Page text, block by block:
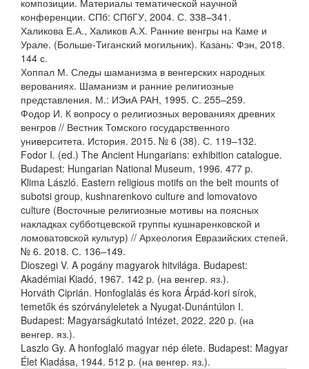
конференции. СПб: СПбГУ, 2004. С. 338–341.
Халикова Е.А., Халиков А.Х. Ранние венгры на Каме и
Урале. (Больше-Тиганский могильник). Казань: Фэн, 2018.
144 с.
Хоппал М. Следы шаманизма в венгерских народных
верованиях. Шаманизм и ранние религиозные
представления. М.: ИЭиА РАН, 1995. С. 255–259.
Фодор И. К вопросу о религиозных верованиях древних
венгров // Вестник Томского государственного
университета. История. 2015. № 6 (38). С. 119–132.
Fodor I. (ed.) The Ancient Hungarians: exhibition catalogue.
Budapest: Hungarian National Museum, 1996. 477 p.
Klima László. Eastern religious motifs on the belt mounts of
subotsi group, kushnarenkovo culture and lomovatovo
culture (Восточные религиозные мотивы на поясных
накладках субботцевской группы кушнаренковской и
ломоватовской культур) // Археология Евразийских степей.
№ 6. 2018. С. 136–149.
Dioszegi V. A pogány magyarok hitvilága. Budapest:
Akadémiai Kiadó, 1967. 142 p. (на венгер. яз.).
Horváth Ciprián. Honfoglalás és kora Árpád-kori sírok,
temetők és szórványleletek a Nyugat-Dunántúlon I.
Budapest: Magyarságkutató Intézet, 2022. 220 p. (на
венгер. яз.).
Laszlo Gy. A honfoglaló magyar nép élete. Budapest: Magyar
Élet Kiadása, 1944. 512 p. (на венгер. яз.).